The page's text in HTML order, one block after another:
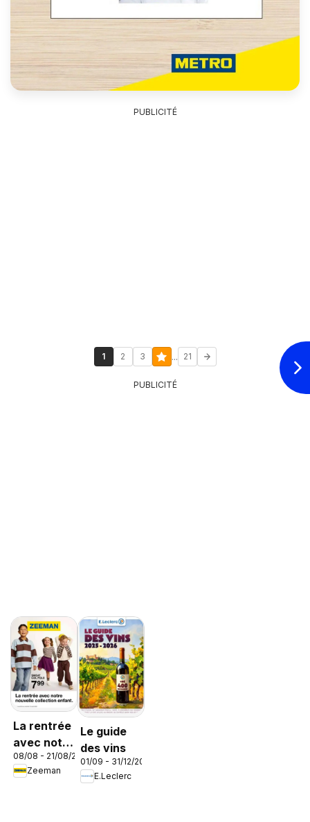
PUBLICITÉ
1 2 3 ... 21
PUBLICITÉ
La rentrée
avec notre
nouvelle
collection
08/08 - 21/08/2026
Zeeman
Le guide
des vins
01/09 - 31/12/2026
E.Leclerc